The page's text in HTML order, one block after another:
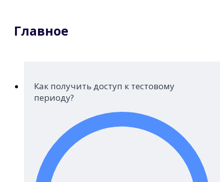
Главное
Как получить доступ к тестовому
периоду?